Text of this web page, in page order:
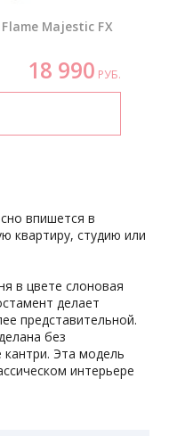
Majestic FX
18 990 РУБ.
впишется в
квартиру, студию или
в цвете слоновая
делает
представительной.
без
кантри. Эта модель
интерьере